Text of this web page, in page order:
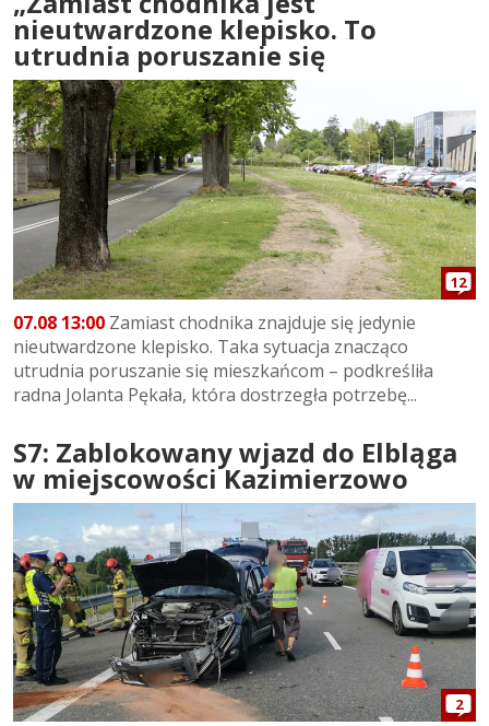
nieutwardzone klepisko. To
utrudnia poruszanie się
12
07.08 13:00 Zamiast chodnika znajduje się jedynie
nieutwardzone klepisko. Taka sytuacja znacząco
utrudnia poruszanie się mieszkańcom – podkreśliła
radna Jolanta Pękała, która dostrzegła potrzebę...
S7: Zablokowany wjazd do Elbląga
w miejscowości Kazimierzowo
2